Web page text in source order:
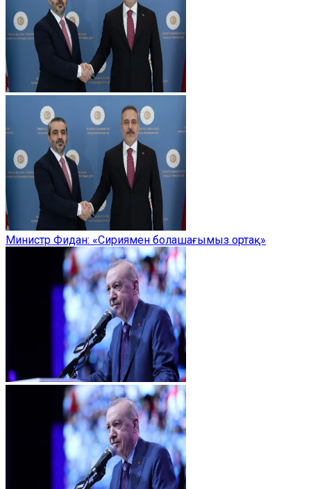
Министр Фидан: «Сириямен болашағымыз ортақ»